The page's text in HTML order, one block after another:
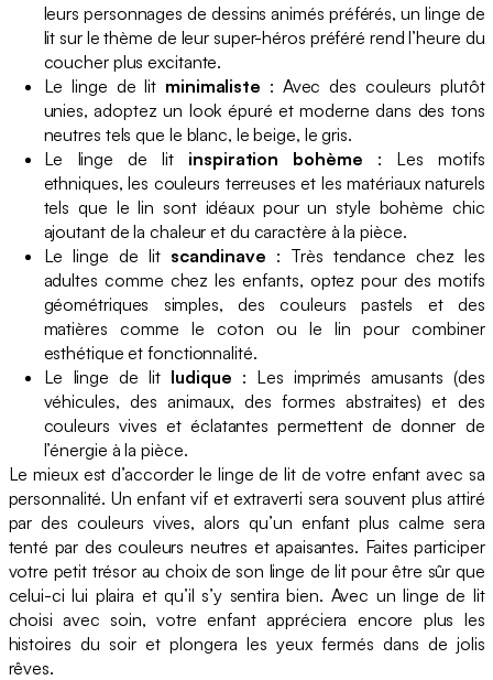
leurs personnages de dessins animés préférés, un linge de
lit sur le thème de leur super-héros préféré rend l’heure du
coucher plus excitante.
Le linge de lit minimaliste : Avec des couleurs plutôt
unies, adoptez un look épuré et moderne dans des tons
neutres tels que le blanc, le beige, le gris.
Le linge de lit inspiration bohème : Les motifs
ethniques, les couleurs terreuses et les matériaux naturels
tels que le lin sont idéaux pour un style bohème chic
ajoutant de la chaleur et du caractère à la pièce.
Le linge de lit scandinave : Très tendance chez les
adultes comme chez les enfants, optez pour des motifs
géométriques simples, des couleurs pastels et des
matières comme le coton ou le lin pour combiner
esthétique et fonctionnalité.
Le linge de lit ludique : Les imprimés amusants (des
véhicules, des animaux, des formes abstraites) et des
couleurs vives et éclatantes permettent de donner de
l’énergie à la pièce.
Le mieux est d’accorder le linge de lit de votre enfant avec sa
personnalité. Un enfant vif et extraverti sera souvent plus attiré
par des couleurs vives, alors qu’un enfant plus calme sera
tenté par des couleurs neutres et apaisantes. Faites participer
votre petit trésor au choix de son linge de lit pour être sûr que
celui-ci lui plaira et qu’il s’y sentira bien. Avec un linge de lit
choisi avec soin, votre enfant appréciera encore plus les
histoires du soir et plongera les yeux fermés dans de jolis
rêves.